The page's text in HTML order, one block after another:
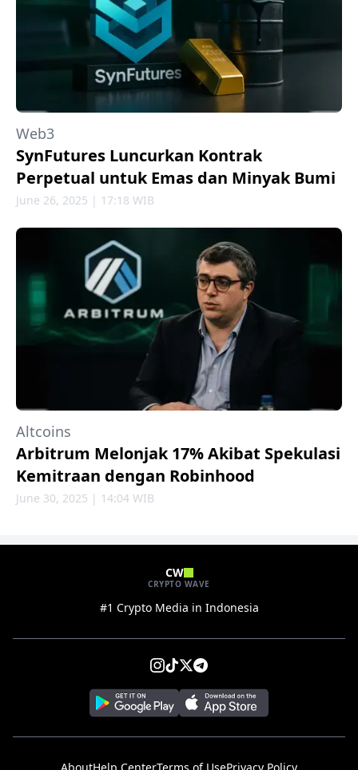
Web3
SynFutures Luncurkan Kontrak
Perpetual untuk Emas dan Minyak Bumi
June 26, 2025 | 17:18 WIB
Altcoins
Arbitrum Melonjak 17% Akibat Spekulasi
Kemitraan dengan Robinhood
June 30, 2025 | 14:04 WIB
CW
CRYPTO WAVE
#1 Crypto Media in Indonesia